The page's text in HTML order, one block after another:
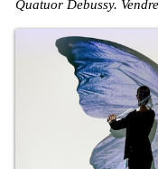
Quatuor Debussy.